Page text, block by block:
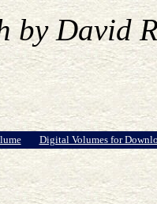
by David
Digital Volumes for